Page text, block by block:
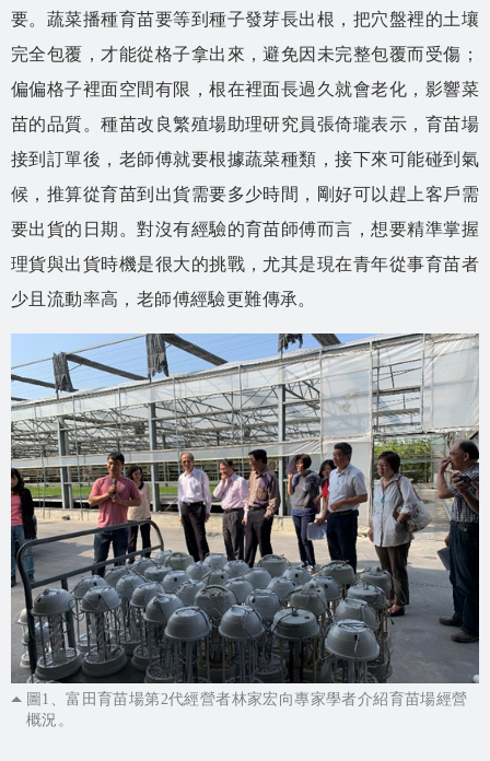
要。蔬菜播種育苗要等到種子發芽長出根，把穴盤裡的土壤
完全包覆，才能從格子拿出來，避免因未完整包覆而受傷；
偏偏格子裡面空間有限，根在裡面長過久就會老化，影響菜
苗的品質。種苗改良繁殖場助理研究員張倚瓏表示，育苗場
接到訂單後，老師傅就要根據蔬菜種類，接下來可能碰到氣
候，推算從育苗到出貨需要多少時間，剛好可以趕上客戶需
要出貨的日期。對沒有經驗的育苗師傅而言，想要精準掌握
理貨與出貨時機是很大的挑戰，尤其是現在青年從事育苗者
少且流動率高，老師傅經驗更難傳承。
圖1、富田育苗場第2代經營者林家宏向專家學者介紹育苗場經營
概況。